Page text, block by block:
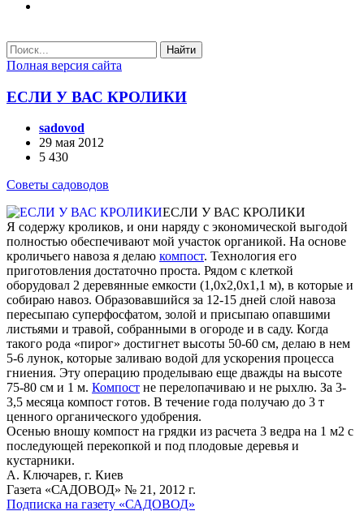
Найти
Полная версия сайта
ЕСЛИ У ВАС КРОЛИКИ
sadovod
29 мая 2012
5 430
Советы садоводов
ЕСЛИ У ВАС КРОЛИКИ
Я содержу кроликов, и они наряду с экономической выгодой
полностью обеспечивают мой участок органикой. На основе
кроличьего навоза я делаю компост. Технология его
приготовления достаточно проста. Рядом с клеткой
оборудовал 2 деревянные емкости (1,0х2,0х1,1 м), в которые и
собираю навоз. Образовавшийся за 12-15 дней слой навоза
пересыпаю суперфосфатом, золой и присыпаю опавшими
листьями и травой, собранными в огороде и в саду. Когда
такого рода «пирог» достигнет высоты 50-60 см, делаю в нем
5-6 лунок, которые заливаю водой для ускорения процесса
гниения. Эту операцию проделываю еще дважды на высоте
75-80 см и 1 м. Компост не перелопачиваю и не рыхлю. За 3-
3,5 месяца компост готов. В течение года получаю до 3 т
ценного органического удобрения.
Осенью вношу компост на грядки из расчета 3 ведра на 1 м2 с
последующей перекопкой и под плодовые деревья и
кустарники.
А. Ключарев, г. Киев
Газета «САДОВОД» № 21, 2012 г.
Подписка на газету «САДОВОД»